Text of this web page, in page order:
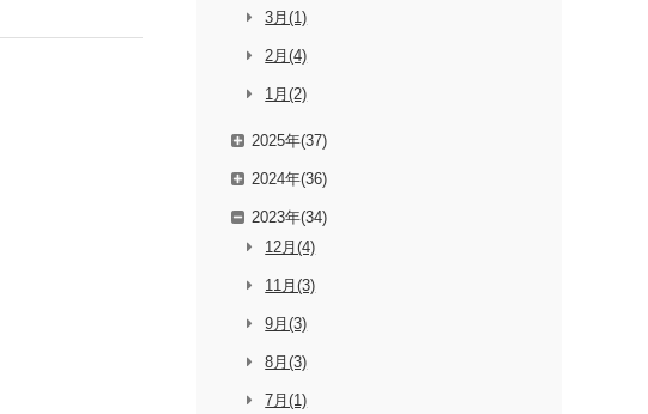
3月(1)
2月(4)
1月(2)
2025年(37)
2024年(36)
2023年(34)
12月(4)
11月(3)
9月(3)
8月(3)
7月(1)